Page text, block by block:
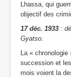
Lhassa, qui
objectif des
17 déc. 1933 :
Gyatso.
La «
succession et
mois voient la